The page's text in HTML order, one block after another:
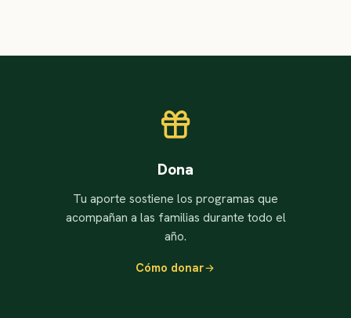
Dona
Tu aporte sostiene los programas que
acompañan a las familias durante todo el
año.
Cómo donar